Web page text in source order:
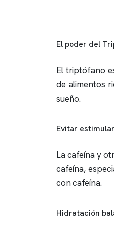
El poder del
El triptófano
de alimentos
sueño.
Evitar
La cafeína y
cafeína,
con cafeína.
Hidratación